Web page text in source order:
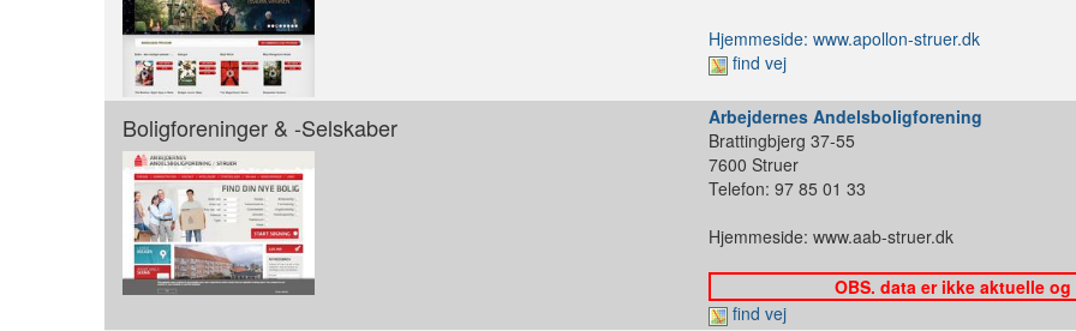
Hjemmeside: www.apollon-struer.dk
find vej
Boligforeninger & -Selskaber
Arbejdernes Andelsboligforening
Brattingbjerg 37-55
7600 Struer
Telefon: 97 85 01 33
Hjemmeside: www.aab-struer.dk
OBS. data er ikke aktuelle
find vej